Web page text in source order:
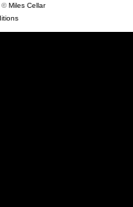
©Miles Cellar